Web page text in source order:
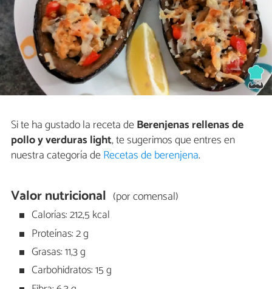
Si te ha gustado la receta deBerenjenas rellenas de
pollo y verduras light, te sugerimos que entres en
nuestra categoría deRecetas de berenjena.
Valor nutricional (por comensal)
Calorías: 212,5 kcal
Proteínas: 2 g
Grasas: 11,3 g
Carbohidratos: 15 g